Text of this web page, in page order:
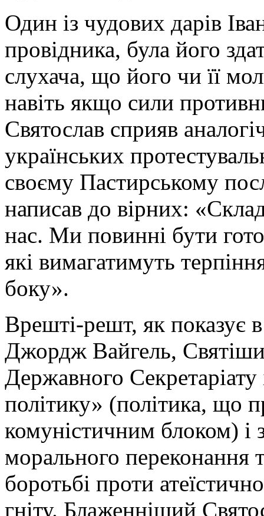
Один із чудових дарів
провідника, була його
слухача, що його чи її
навіть якщо сили
Святослав сприяв
українських
своєму Пастирському
написав до вірних:
нас. Ми повинні бути
які вимагатимуть
боку».
Врешті-решт, як показує
Джордж Вайгель,
Державного
політику» (політика, що
комуністичним блоком) і
морального переконання
боротьбі проти
гніту. Блаженніший